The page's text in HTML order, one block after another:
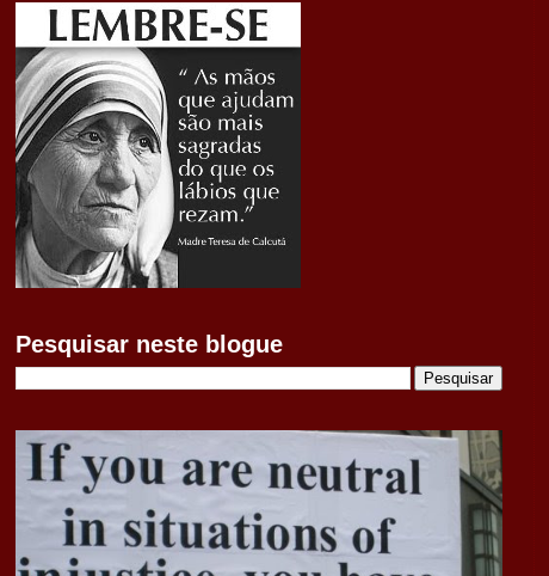
Pesquisar neste blogue